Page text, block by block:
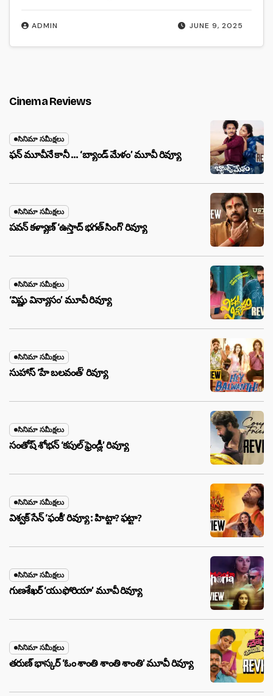
JUNE 9, 2025
ADMIN
Cinema Reviews
సినిమా సమీక్షలు
ఫన్ మూవీనే కానీ … ‘బ్యాండ్‌ మేళం’ మూవీ రివ్యూ
సినిమా సమీక్షలు
పవన్ కళ్యాణ్ ‘ఉస్తాద్ భ‌గ‌త్ సింగ్’ రివ్యూ
సినిమా సమీక్షలు
‘విష్ణు విన్యాసం’ మూవీ రివ్యూ
సినిమా సమీక్షలు
సుహాస్ ‘హే బలవంత్’ రివ్యూ
సినిమా సమీక్షలు
సంతోష్ శోభన్ ‘కపుల్ ఫ్రెండ్లీ’ రివ్యూ
సినిమా సమీక్షలు
విశ్వక్ సేన్ ‘ఫంకీ’ రివ్యూ : హిట్టా? ఫట్టా?
సినిమా సమీక్షలు
గుణశేఖర్ ‘యుఫోరియా’ మూవీ రివ్యూ
సినిమా సమీక్షలు
తరుణ్ భాస్కర్ ‘ఓం శాంతి శాంతి శాంతి’ మూవీ రివ్యూ